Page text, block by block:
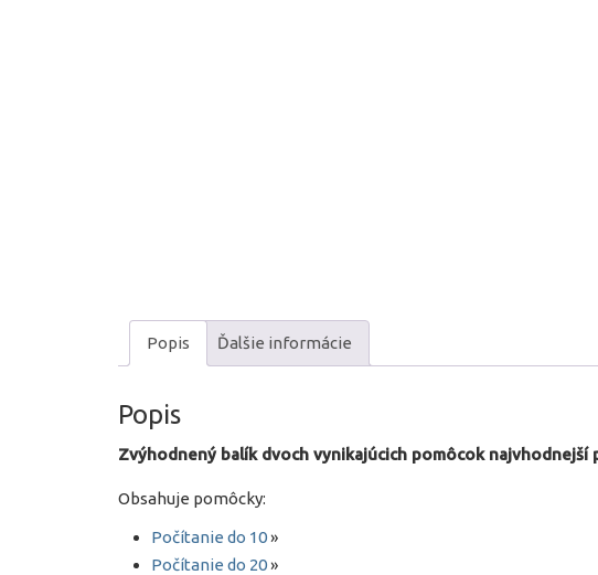
Popis Ďalšie informácie
Popis
Zvýhodnený balík dvoch vynikajúcich pomôcok najvhodnejší
Obsahuje pomôcky:
Počítanie do 10»
Počítanie do 20»